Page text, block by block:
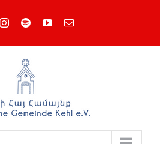
Instagram
SpotifyYouTube
E-